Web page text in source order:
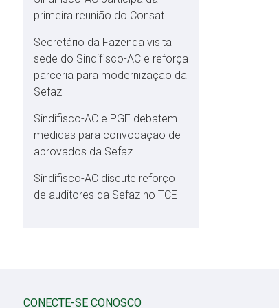
primeira reunião do Consat
Secretário da Fazenda visita
sede do Sindifisco-AC e reforça
parceria para modernização da
Sefaz
Sindifisco-AC e PGE debatem
medidas para convocação de
aprovados da Sefaz
Sindifisco-AC discute reforço
de auditores da Sefaz no TCE
CONECTE-SE CONOSCO